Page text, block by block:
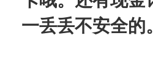
一丢丢不安全的。